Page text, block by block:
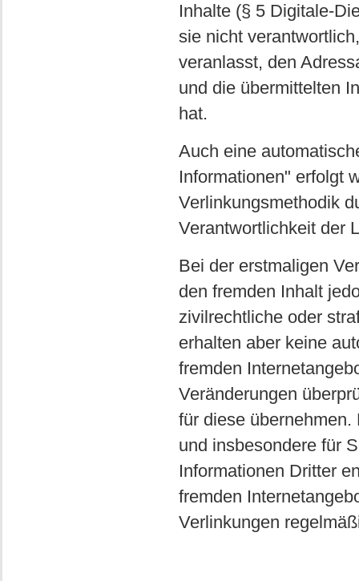
Inhalte (§ 5 Digitale-
sie nicht
veranlasst, den
und die übermittelten
hat.
Auch eine
Informationen" erfolgt
Verlinkungsmethodik
Verantwortlichkeit der
Bei der erstmaligen
den fremden Inhalt
zivilrechtliche oder
erhalten aber keine
fremden
Veränderungen
für diese
und insbesondere für
Informationen Dritter
fremden
Verlinkungen